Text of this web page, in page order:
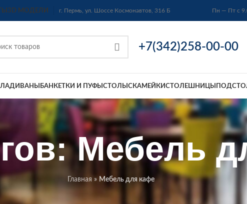
3D МОДЕЛИ г. Пермь, ул. Шоссе Космонавтов, 316 Б Пн — Пт с
+7(342)258-00-00
ДИВАНЫ БАНКЕТКИ И ПУФЫ СТОЛЫ СКАМЕЙКИСТОЛЕШНИЦЫ
Мебель
Главная » Мебель для кафе